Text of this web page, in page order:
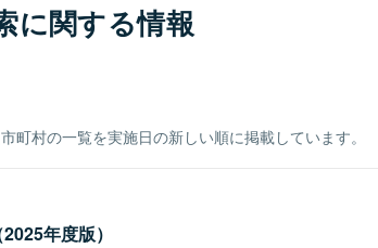
に関する情報
町村の一覧を実施日の新しい順に掲載しています。
年度版）